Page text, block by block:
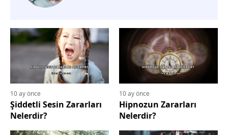
10 ay önce
Şiddetli Sesin Zararları
Nelerdir?
10 ay önce
Hipnozun Zararları
Nelerdir?